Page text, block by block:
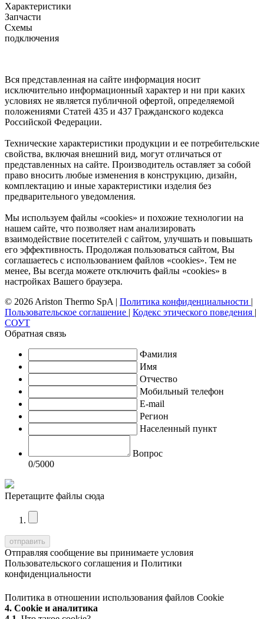
Характеристики
Запчасти
Схемы
подключения
Вся представленная на сайте информация носит
исключительно информационный характер и ни при каких
условиях не является публичной офертой, определяемой
положениями Статей 435 и 437 Гражданского кодекса
Российской Федерации.
Технические характеристики продукции и ее потребительские
свойства, включая внешний вид, могут отличаться от
представленных на сайте. Производитель оставляет за собой
право вносить любые изменения в конструкцию, дизайн,
комплектацию и иные характеристики изделия без
предварительного уведомления.
Мы используем файлы «cookies» и похожие технологии на
нашем сайте, что позволяет нам анализировать
взаимодействие посетителей с сайтом, улучшать и повышать
его эффективность. Продолжая пользоваться сайтом, Вы
соглашаетесь с использованием файлов «cookies». Тем не
менее, Вы всегда можете отключить файлы «cookies» в
настройках Вашего браузера.
© 2026 Ariston Thermo SpA | Политика конфиденциальности |
Пользовательское соглашение | Кодекс этического поведения |
СОУТ
Обратная связь
Фамилия
Имя
Отчество
Мобильный телефон
E-mail
Регион
Населенный пункт
Вопрос
0/5000
Перетащите файлы сюда
Отправляя сообщение вы принимаете условия
Пользовательского соглашения и Политики
конфиденциальности
Политика в отношении использования файлов Cookie
4. Cookie и аналитика